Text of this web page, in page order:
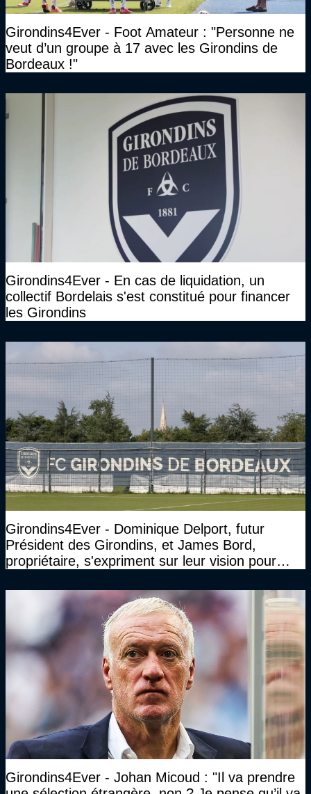
Girondins4Ever - Foot Amateur : "Personne ne
veut d’un groupe à 17 avec les Girondins de
Bordeaux !"
Girondins4Ever - En cas de liquidation, un
collectif Bordelais s'est constitué pour financer
les Girondins
Girondins4Ever - Dominique Delport, futur
Président des Girondins, et James Bord,
propriétaire, s'expriment sur leur vision pour
Girondins4Ever - Johan Micoud : "Il va prendre